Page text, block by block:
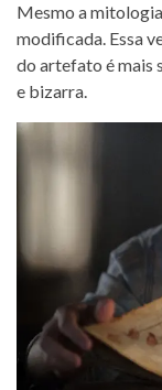
Mesmo a
modificada. Essa
do artefato é mais
e bizarra.